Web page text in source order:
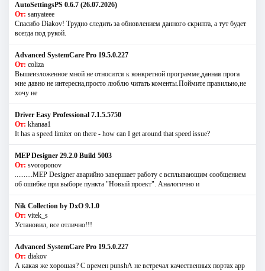
AutoSettingsPS 0.6.7 (26.07.2026)
От: sanyateee
Спасибо Diakov! Трудно следить за обновлением данного скрипта, а тут будет
всегда под рукой.
Advanced SystemCare Pro 19.5.0.227
От: coliza
Вышеизложенное мной не относится к конкретной программе,данная прога
мне давно не интересна,просто люблю читать коменты.Поймите правильно,не
хочу не
Driver Easy Professional 7.1.5.5750
От: khanaa1
It has a speed limiter on there - how can I get around that speed issue?
MEP Designer 29.2.0 Build 5003
От: svoroponov
..........MEP Designer аварийно завершает работу с всплывающим сообщением
об ошибке при выборе пункта "Новый проект". Аналогично и
Nik Collection by DxO 9.1.0
От: vitek_s
Установил, все отлично!!!
Advanced SystemCare Pro 19.5.0.227
От: diakov
А какая же хорошая? С времен punshА не встречал качественных портах app